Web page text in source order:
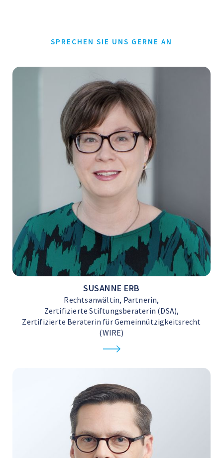
SPRECHEN SIE UNS GERNE AN
SUSANNE ERB
Rechtsanwältin, Partnerin,
Zertifizierte Stiftungsberaterin (DSA),
Zertifizierte Beraterin für Gemeinnützigkeitsrecht
(WIRE)